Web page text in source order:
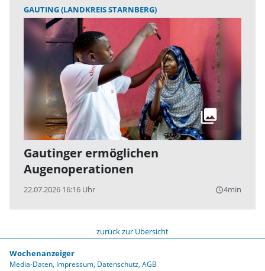
GAUTING (LANDKREIS STARNBERG)
Gautinger ermöglichen
Augenoperationen
22.07.2026 16:16 Uhr query_builder4min
zurück zur Übersicht
Wochenanzeiger
Media-Daten Impressum Datenschutz AGB